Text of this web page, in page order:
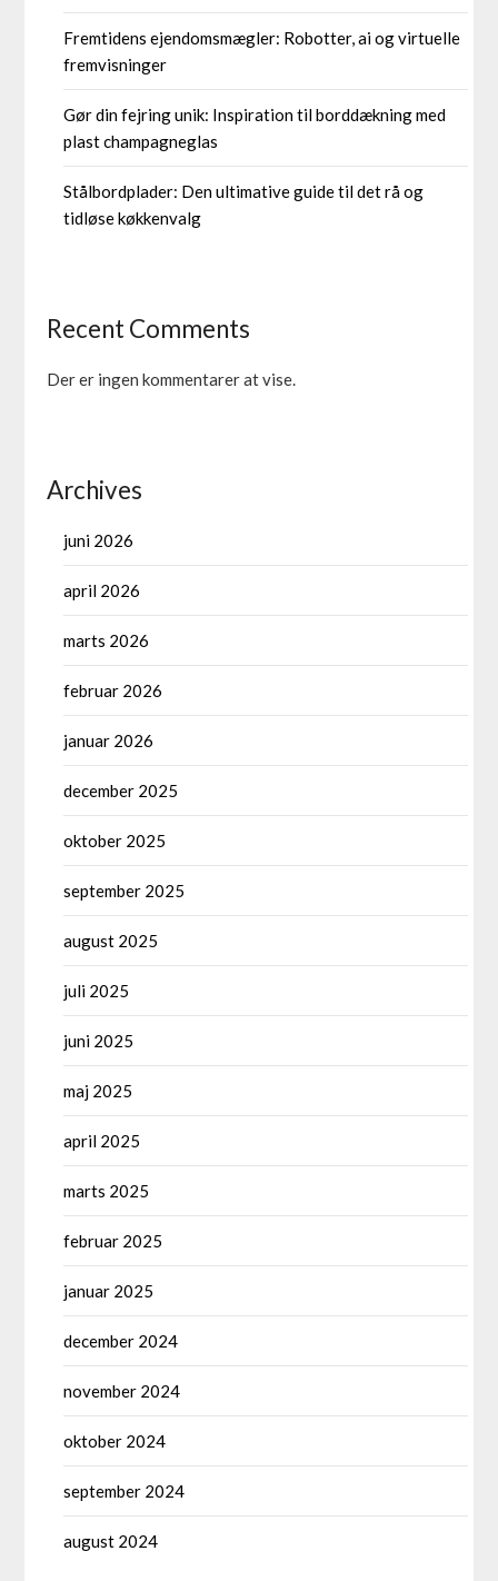
Fremtidens ejendomsmægler: Robotter, ai og virtuelle
fremvisninger
Gør din fejring unik: Inspiration til borddækning med
plast champagneglas
Stålbordplader: Den ultimative guide til det rå og
tidløse køkkenvalg
Recent Comments
Der er ingen kommentarer at vise.
Archives
juni 2026
april 2026
marts 2026
februar 2026
januar 2026
december 2025
oktober 2025
september 2025
august 2025
juli 2025
juni 2025
maj 2025
april 2025
marts 2025
februar 2025
januar 2025
december 2024
november 2024
oktober 2024
september 2024
august 2024